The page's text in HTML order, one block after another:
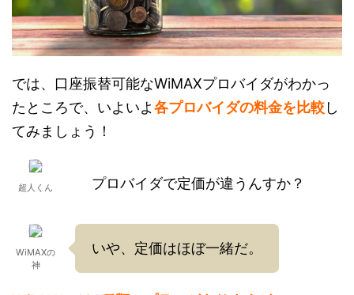
では、口座振替可能なWiMAXプロバイダがわかっ
たところで、いよいよ各プロバイダの料金を比較し
てみましょう！
超人くん プロバイダで定価が違うんすか？
WiMAXの
神
いや、定価はほぼ一緒だ。